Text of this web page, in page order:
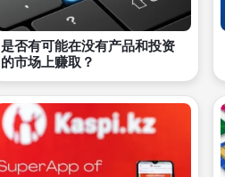
是否有可能在没有产品和投资
的市场上赚取？